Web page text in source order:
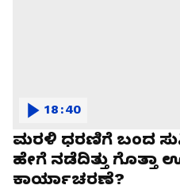
ಮರಳಿ ಧರಣಿಗೆ ಬಂದ
ಹೇಗೆ ನಡೆದಿತ್ತು
ಕಾರ್ಯಾಚರಣೆ?
18:40